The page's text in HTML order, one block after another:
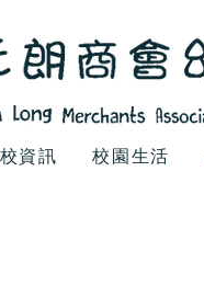
資訊 校園生活